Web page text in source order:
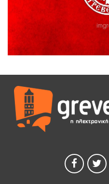
Η Marseaux στα Γρεβενά για
Θερινό Σινεμά στο πλαίσιο του
Καλοκαιριού 2026» με την
Ανάσες».
Γρεβενά: Συνελήφθη
εξοπλισμού γυμναστηρίου
5 Αυγούστου 2026
ΑΗ ΛΑΟΣ | 5 Αυγούστου |
Γρεβενά
5 Αυγούστου 2026
5 Αυγούστου 2026